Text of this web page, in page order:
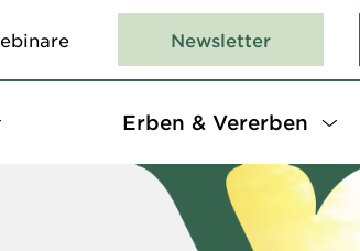
Newsletter
Erben & Vererben